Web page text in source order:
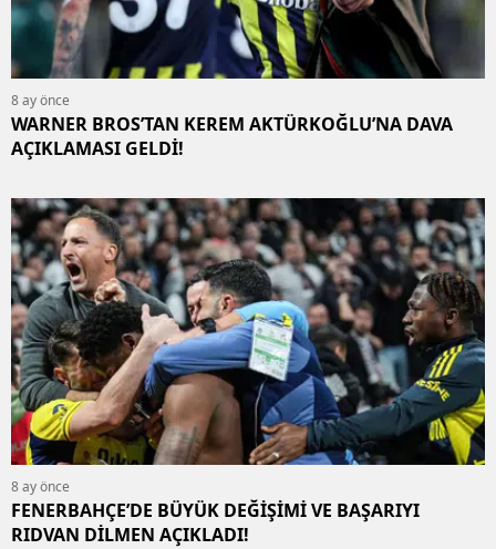
8 ay önce
WARNER BROS’TAN KEREM AKTÜRKOĞLU’NA DAVA
AÇIKLAMASI GELDİ!
8 ay önce
FENERBAHÇE’DE BÜYÜK DEĞİŞİMİ VE BAŞARIYI
RIDVAN DİLMEN AÇIKLADI!